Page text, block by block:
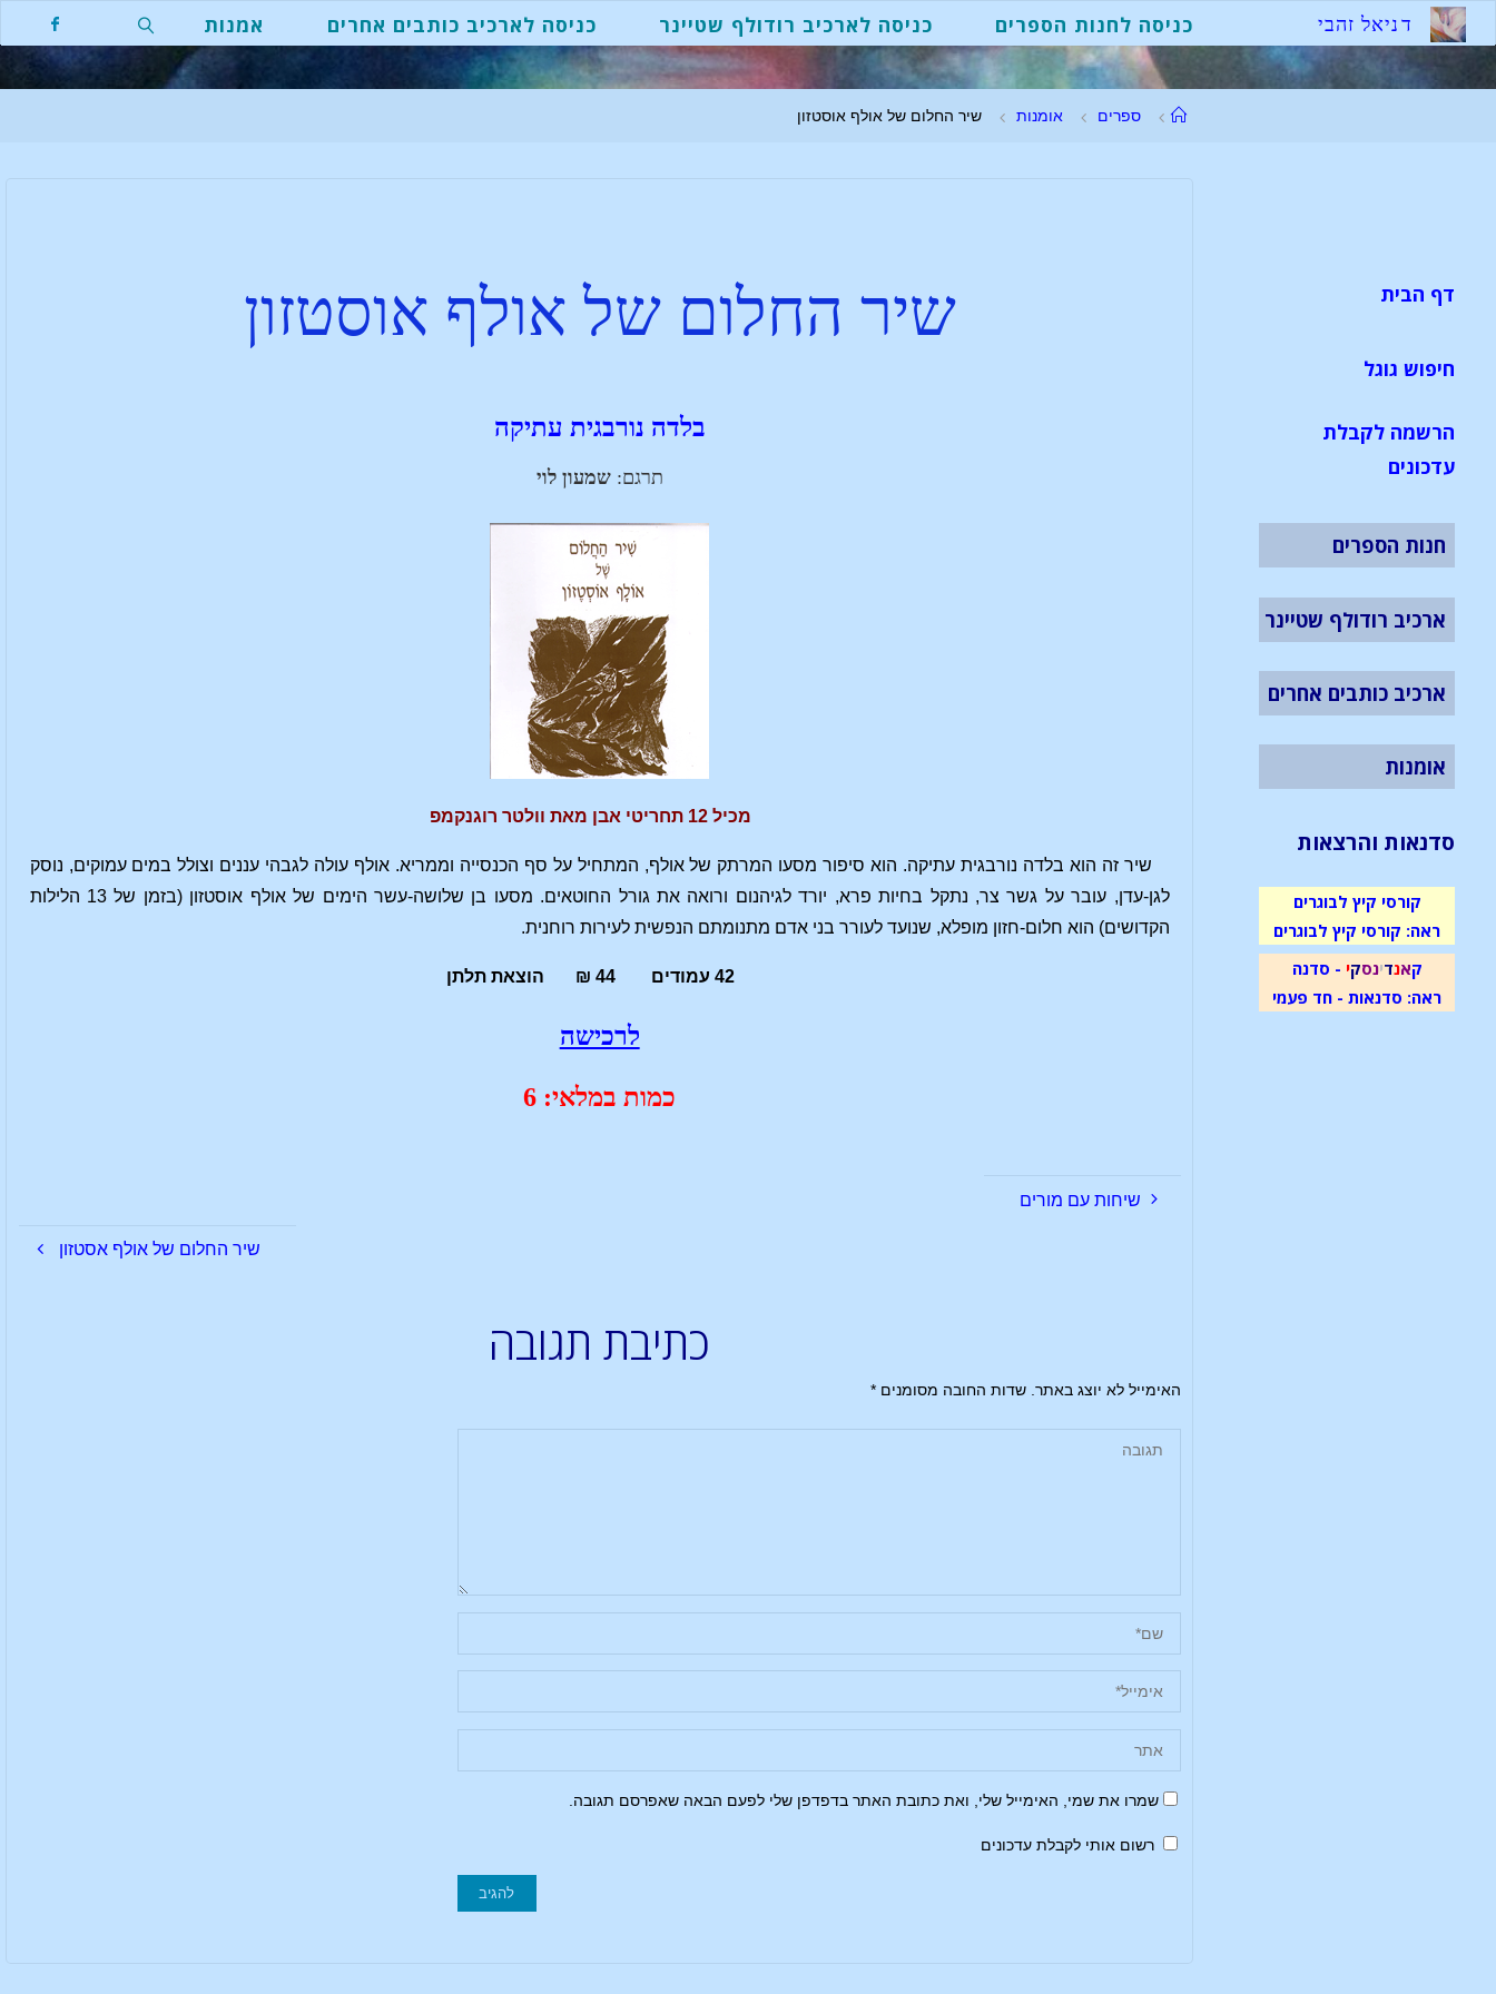
דניאל זהבי כניסה לחנות הספרים כניסה לארכיב רודולף שטיינר כניסה לארכיב כותבים אחרים אמנות
ספרים אומנות שיר החלום של אולף אוסטזון
שיר החלום של אולף אוסטזון
בלדה נורבגית עתיקה
תרגם:שמעון לוי
מכיל 12 תחריטי אבן מאת וולטר רוגנקמפ
שיר זה הוא בלדה נורבגית עתיקה. הוא סיפור מסעו המרתק של אולף, המתחיל על סף הכנסייה וממריא. אולף עולה לגבהי עננים וצולל במים עמוקים, נוסק
לגן-עדן, עובר על גשר צר, נתקל בחיות פרא, יורד לגיהנום ורואה את גורל החוטאים. מסעו בן שלושה-עשר הימים של אולף אוסטזון (בזמן של 13 הלילות
הקדושים) הוא חלום-חזון מופלא, שנועד לעורר בני אדם מתנומתם הנפשית לעירות רוחנית.
42 עמודים 44 ₪ הוצאת תלתן
לרכישה
כמות במלאי: 6
שיחות עם מורים
שיר החלום של אולף אסטזון
כתיבת תגובה
האימייל לא יוצג באתר. שדות החובה מסומנים*
שמרו את שמי, האימייל שלי, ואת כתובת האתר בדפדפן שלי לפעם הבאה שאפרסם תגובה.
רשום אותי לקבלת עדכונים
דף הבית
חיפוש גוגל
הרשמה לקבלת
עדכונים
חנות הספרים
ארכיב רודולף שטיינר
ארכיב כותבים אחרים
אומנות
סדנאות והרצאות
קורסי קיץ לבוגרים
ראה: קורסי קיץ לבוגרים
קאנדינסקי - סדנה
ראה: סדנאות - חד פעמי